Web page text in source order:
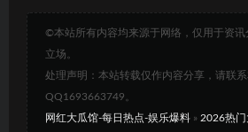
©本站所有内容均来源于网络，仅用于资
立场。
处理声明：本站转载仅作内容分享，请联
QQ1693663749。
网红大瓜馆-每日热点-娱乐爆料 » 2026热